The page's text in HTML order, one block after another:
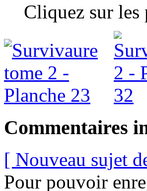
Cliquez sur les
Commentaires
[ Nouveau sujet
Pour pouvoir